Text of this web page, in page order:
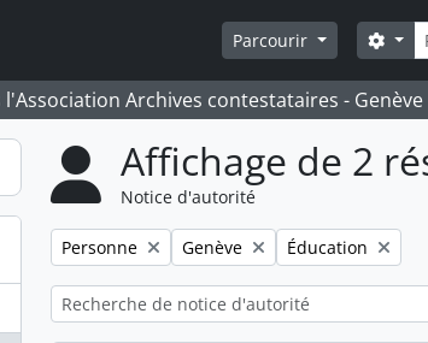
Parcourir
Archives contestataires - Genève
Affichage de 2
Notice d'autorité
Remove filter:
Personne Remove filter:
Genève Remove filter:
Éducation